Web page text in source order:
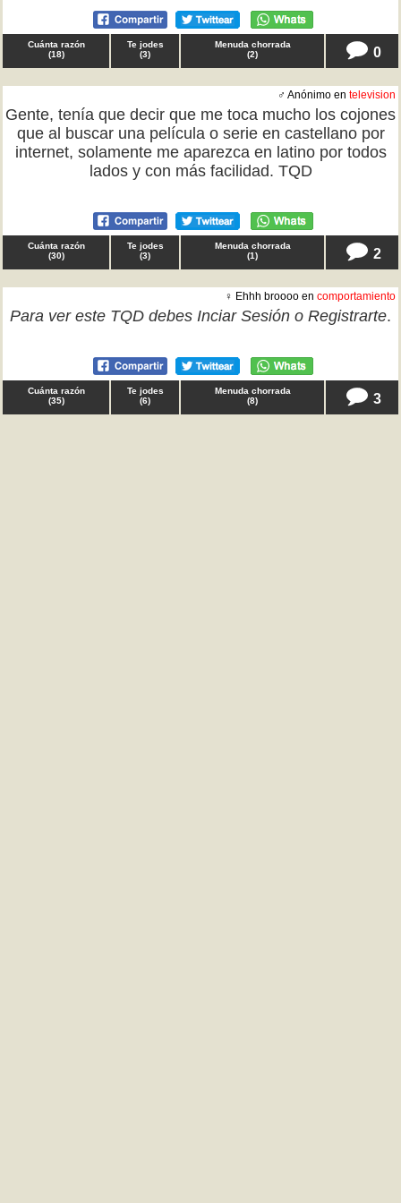
Cuánta razón
(18)
Te jodes
(3)
Menuda chorrada
(2) 0
♂ Anónimo en television
Gente, tenía que decir que me toca mucho los cojones
que al buscar una película o serie en castellano por
internet, solamente me aparezca en latino por todos
lados y con más facilidad. TQD
Cuánta razón
(30)
Te jodes
(3)
Menuda chorrada
(1) 2
♀ Ehhh broooo en comportamiento
Para ver este TQD debes Inciar Sesión o Registrarte.
Cuánta razón
(35)
Te jodes
(6)
Menuda chorrada
(8) 3